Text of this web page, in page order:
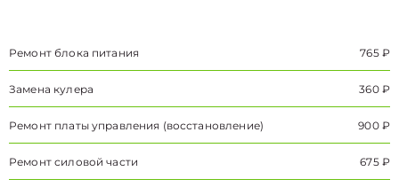
Ремонт блока питания 765 ₽
Замена кулера 360 ₽
Ремонт платы управления (восстановление) 900 ₽
Ремонт силовой части 675 ₽